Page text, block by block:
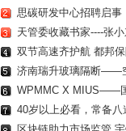
思碳研发中心招聘启事
天管委收藏书家----张
双节高速齐护航 都邦
济南瑞升玻璃隔断——
WPMMC X MIUS——
40岁以上必看，常备八